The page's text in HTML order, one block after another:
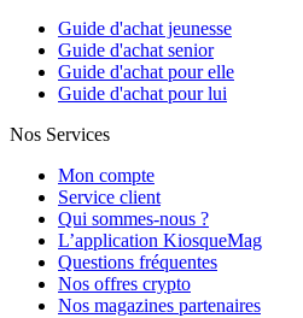
Guide d'achat jeunesse
Guide d'achat senior
Guide d'achat pour elle
Guide d'achat pour lui
Nos Services
Mon compte
Service client
Qui sommes-nous ?
L’application KiosqueMag
Questions fréquentes
Nos offres crypto
Nos magazines partenaires